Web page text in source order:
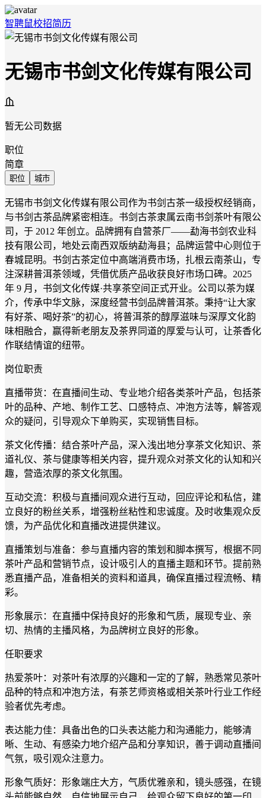
智聘鼠校招简历
无锡市书剑文化传媒有限公司
暂无公司数据
职位
简章
职位 城市
无锡市书剑文化传媒有限公司作为书剑古茶一级授权经销商，
与书剑古茶品牌紧密相连。书剑古茶隶属云南书剑茶叶有限公
司，于 2012 年创立。品牌拥有自营茶厂——勐海书剑农业科
技有限公司，地处云南西双版纳勐海县；品牌运营中心则位于
春城昆明。书剑古茶定位中高端消费市场，扎根云南茶山，专
注深耕普洱茶领域，凭借优质产品收获良好市场口碑。2025
年 9 月，书剑文化传媒·共享茶空间正式开业。公司以茶为媒
介，传承中华文脉，深度经营书剑品牌普洱茶。秉持“让大家
有好茶、喝好茶”的初心，将普洱茶的醇厚滋味与深厚文化韵
味相融合，赢得新老朋友及茶界同道的厚爱与认可，让茶香化
作联结情谊的纽带。
岗位职责
直播带货：在直播间生动、专业地介绍各类茶叶产品，包括茶
叶的品种、产地、制作工艺、口感特点、冲泡方法等，解答观
众的疑问，引导观众下单购买，实现销售目标。
茶文化传播：结合茶叶产品，深入浅出地分享茶文化知识、茶
道礼仪、茶与健康等相关内容，提升观众对茶文化的认知和兴
趣，营造浓厚的茶文化氛围。
互动交流：积极与直播间观众进行互动，回应评论和私信，建
立良好的粉丝关系，增强粉丝粘性和忠诚度。及时收集观众反
馈，为产品优化和直播改进提供建议。
直播策划与准备：参与直播内容的策划和脚本撰写，根据不同
茶叶产品和营销节点，设计吸引人的直播主题和环节。提前熟
悉直播产品，准备相关的资料和道具，确保直播过程流畅、精
彩。
形象展示：在直播中保持良好的形象和气质，展现专业、亲
切、热情的主播风格，为品牌树立良好的形象。
任职要求
热爱茶叶：对茶叶有浓厚的兴趣和一定的了解，熟悉常见茶叶
品种的特点和冲泡方法，有茶艺师资格或相关茶叶行业工作经
验者优先考虑。
表达能力佳：具备出色的口头表达能力和沟通能力，能够清
晰、生动、有感染力地介绍产品和分享知识，善于调动直播间
气氛，吸引观众注意力。
形象气质好：形象端庄大方，气质优雅亲和，镜头感强，在镜